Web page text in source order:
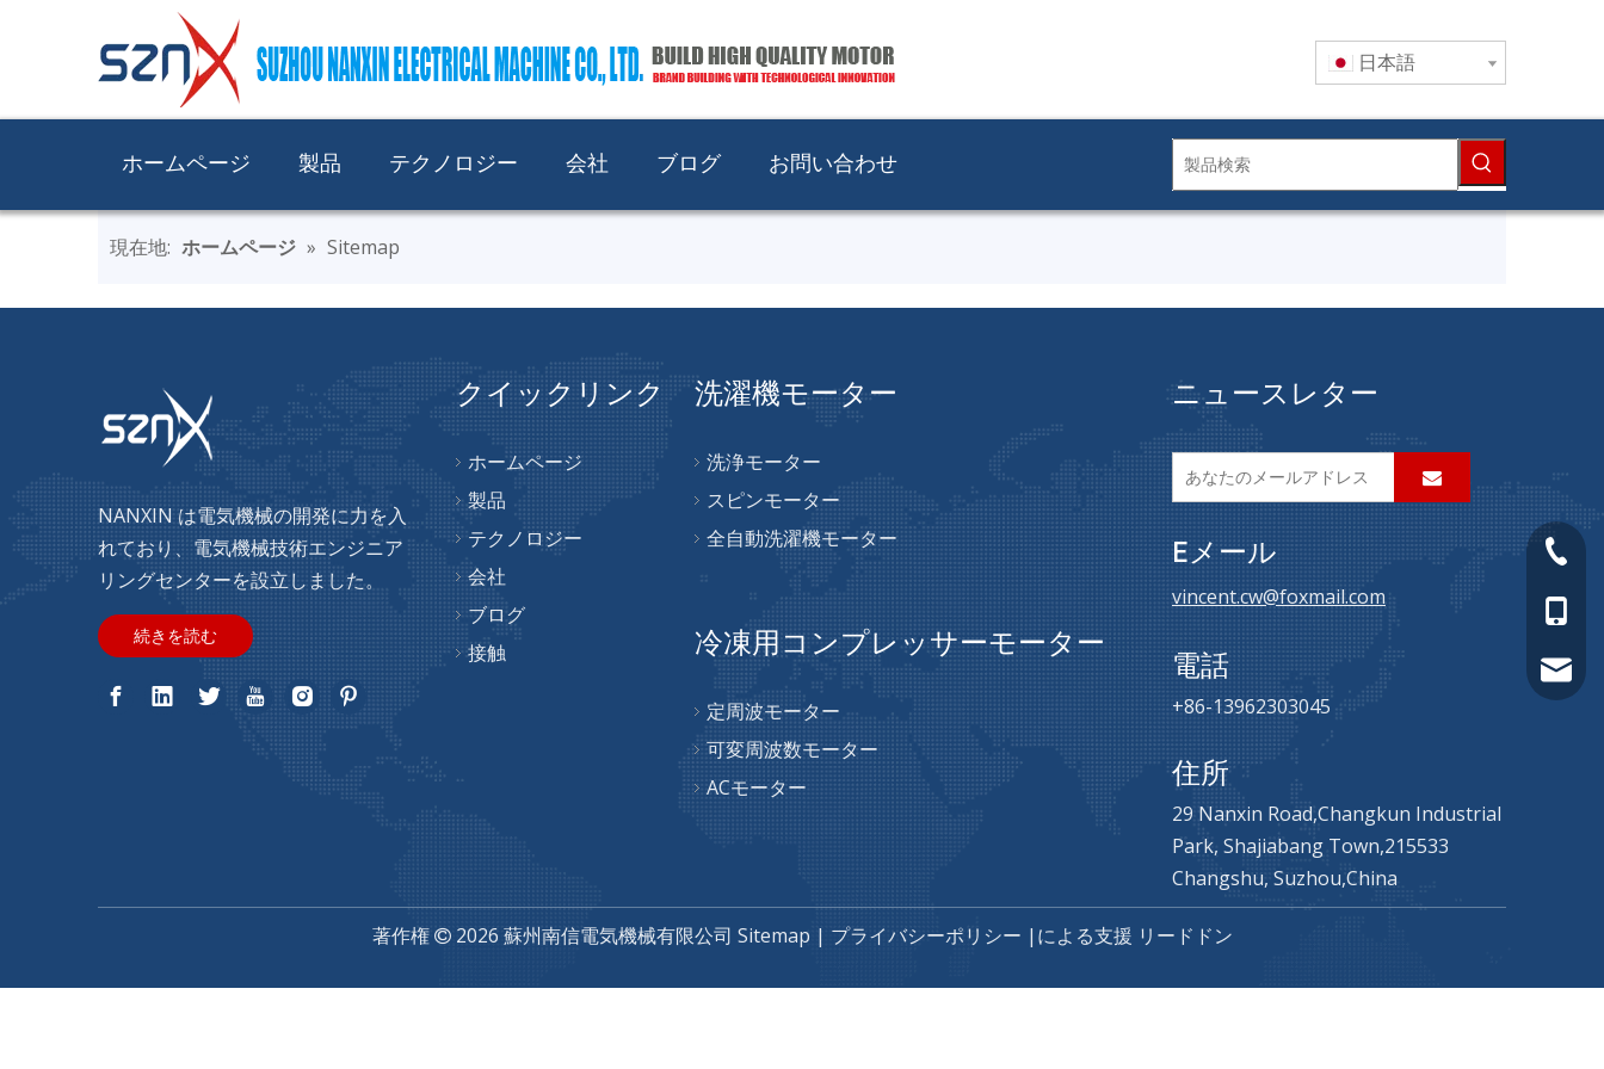
日本語
ホームページ 製品 テクノロジー 会社 ブログ お問い合わせ
現在地: ホームページ » Sitemap
NANXIN は電気機械の開発に力を入
れており、電気機械技術エンジニア
リングセンターを設立しました。
続きを読む
クイックリンク
ホームページ
製品
テクノロジー
会社
ブログ
接触
+86-
洗濯機モーター
洗浄モーター
スピンモーター
全自動洗濯機モーター
冷凍用コンプレッサーモーター
定周波モーター
可変周波数モーター
ACモーター
ニュースレター
Eメール
vincent.cw@foxmail.com
電話
+86-13962303045
住所
29 Nanxin Road,Changkun Industrial
Park, Shajiabang Town,215533
Changshu, Suzhou,China
著作権  2026 蘇州南信電気機械有限公司 Sitemap | プライバシーポリシー |による支援 リードドン